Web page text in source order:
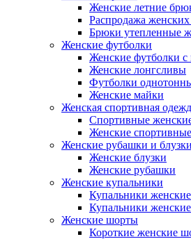
Женские летние
Распродажа
Брюки утепленные
Женские футболки
Женские футболки
Женские лонгсливы
Футболки
Женские майки
Женская спортивная
Спортивные
Женские
Женские рубашки и блузки
Женские блузки
Женские рубашки
Женские купальники
Купальники
Купальники
Женские шорты
Короткие женские